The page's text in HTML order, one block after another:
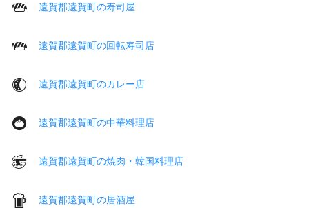
遠賀郡遠賀町の寿司屋
遠賀郡遠賀町の回転寿司店
遠賀郡遠賀町のカレー店
遠賀郡遠賀町の中華料理店
遠賀郡遠賀町の焼肉・韓国料理店
遠賀郡遠賀町の居酒屋